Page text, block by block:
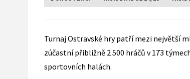
Turnaj Ostravské hry patří mezi největší
zúčastní přibližně 2 500 hráčů v 173
sportovních halách.